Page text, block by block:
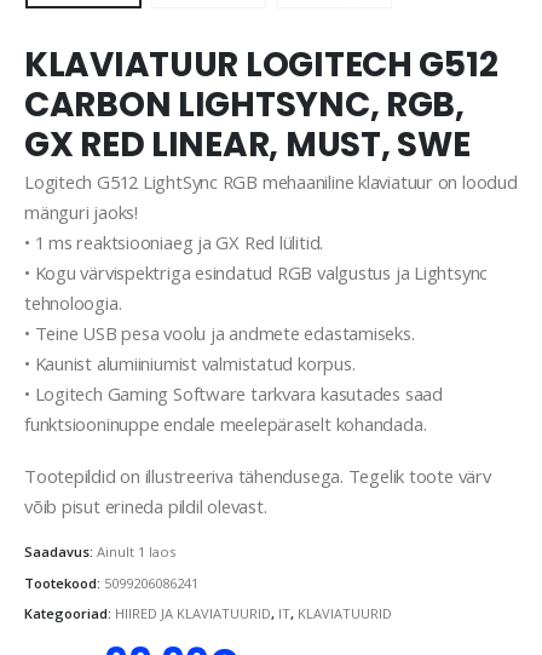
KLAVIATUUR LOGITECH G512
CARBON LIGHTSYNC, RGB,
GX RED LINEAR, MUST, SWE
Logitech G512 LightSync RGB mehaaniline klaviatuur on loodud
mänguri jaoks!
• 1 ms reaktsiooniaeg ja GX Red lülitid.
• Kogu värvispektriga esindatud RGB valgustus ja Lightsync
tehnoloogia.
• Teine USB pesa voolu ja andmete edastamiseks.
• Kaunist alumiiniumist valmistatud korpus.
• Logitech Gaming Software tarkvara kasutades saad
funktsiooninuppe endale meelepäraselt kohandada.
Tootepildid on illustreeriva tähendusega. Tegelik toote värv
võib pisut erineda pildil olevast.
Saadavus: Ainult 1 laos
Tootekood: 5099206086241
Kategooriad: HIIRED JA KLAVIATUURID, IT, KLAVIATUURID